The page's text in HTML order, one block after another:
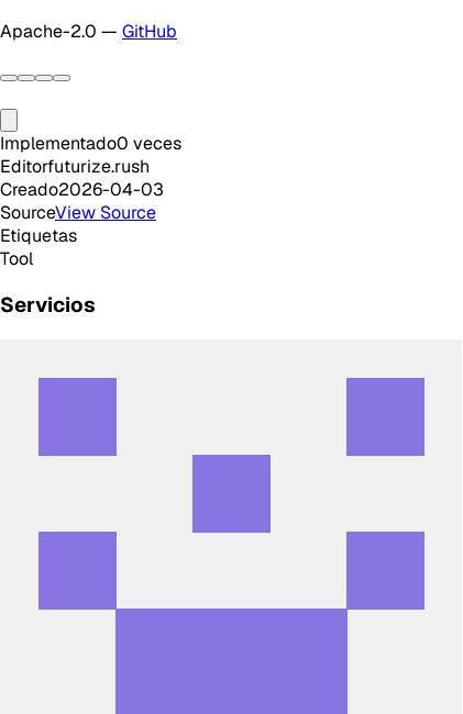
Apache-2.0 — GitHub
Implementado0 veces
Editorfuturize.rush
Creado2026-04-03
SourceView Source
Etiquetas
Tool
Servicios